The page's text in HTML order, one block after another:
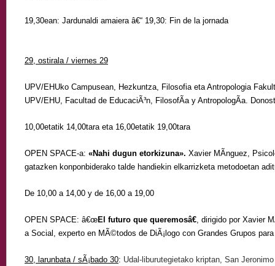
19,30ean: Jardunaldi amaiera â€“ 19,30: Fin de la jornada
29, ostirala / viernes 29
UPV/EHUko Campusean, Hezkuntza, Filosofia eta Antropologia
UPV/EHU, Facultad de EducaciÃ³n, FilosofÃ­a y AntropologÃ­a.
10,00etatik 14,00tara eta 16,00etatik 19,00tara
OPEN SPACE-a: «Nahi dugun etorkizuna». Xavier MÃ­nguez,
gatazken konponbiderako talde handiekin elkarrizketa metodoetan
De 10,00 a 14,00 y de 16,00 a 19,00
OPEN SPACE: â€œEl futuro que queremosâ€, dirigido por Xavier
a Social, experto en MÃ©todos de DiÃ¡logo con Grandes Grupos
30, larunbata / sÃ¡bado 30: Udal-liburutegietako kriptan, San